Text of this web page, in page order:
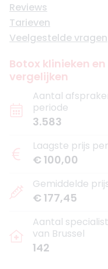
Reviews
Tarieven
Veelgestelde vragen
Botox klinieken
vergelijken
Aantal
periode
3.583
Laagste prijs
€ 100,00
Gemiddelde
€ 177,45
Aantal
van Brussel
142